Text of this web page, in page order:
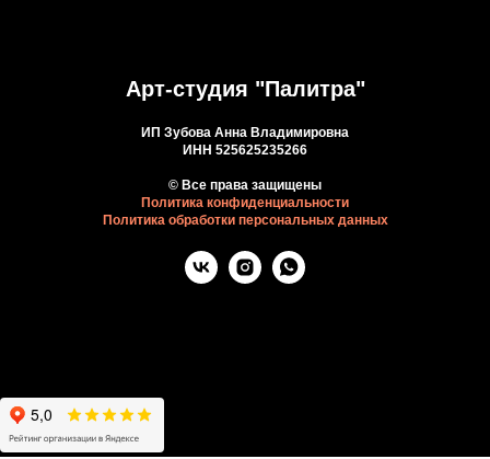
Арт-студия "Палитра"
ИП Зубова Анна Владимировна
ИНН 525625235266
© Все права защищены
Политика конфиденциальности
Политика обработки персональных данных